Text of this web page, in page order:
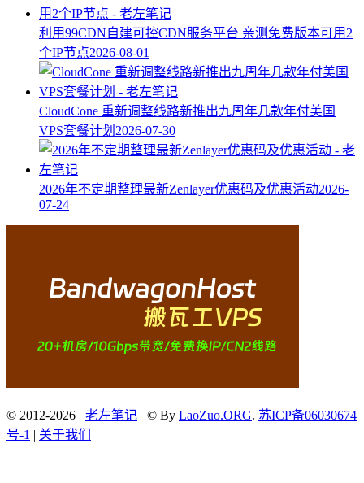
利用99CDN自建可控CDN服务平台 亲测免费版本可用2
个IP节点2026-08-01
CloudCone 重新调整线路新推出九周年几款年付美国
VPS套餐计划 2026-07-30
2026年不定期整理最新Zenlayer优惠码及优惠活动2026-
07-24
© 2012-2026 老左笔记 © By LaoZuo.ORG. 苏ICP备06030674
号-1 | 关于我们